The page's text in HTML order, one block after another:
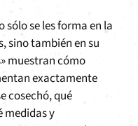
se les forma en la
sino también en su
muestran cómo
exactamente
cosechó, qué
medidas y